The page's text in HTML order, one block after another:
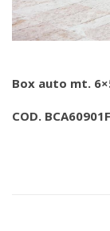
Box auto mt.
COD.